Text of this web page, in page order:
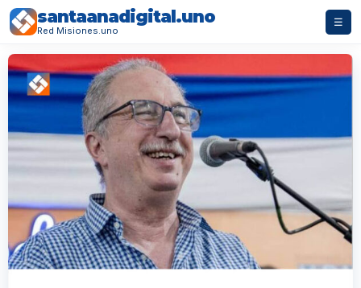
santaanadigital.uno
Red Misiones.uno
☰